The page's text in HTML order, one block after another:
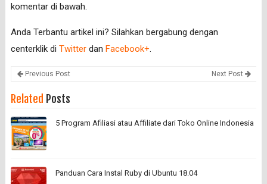
komentar di bawah.
Anda Terbantu artikel ini? Silahkan bergabung dengan
centerklik di Twitterdan Facebook+
Previous Post Next Post
Related Posts
5 Program Afiliasi atau Affiliate dari Toko Online Indonesia
Panduan Cara Instal Ruby di Ubuntu 18.04